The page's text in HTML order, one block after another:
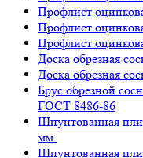
Профлист
Профлист
Профлист
Доска обрезная
Доска обрезная
Брус обрезной
ГОСТ 8486-86
Шпунтованная
мм.
Шпунтованная